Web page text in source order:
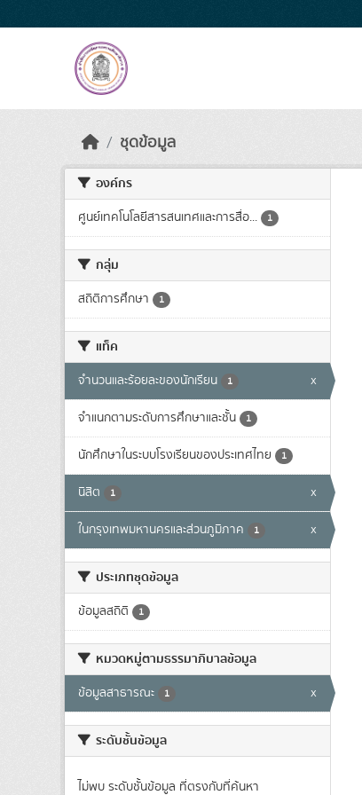
ชุดข้อมูล
องค์กร
ศูนย์เทคโนโลยีสารสนเทศและการสื่อ... 1
กลุ่ม
สถิติการศึกษา 1
แท็ค
จำนวนและร้อยละของนักเรียน 1 x
จำแนกตามระดับการศึกษาและชั้น 1
นักศึกษาในระบบโรงเรียนของประเทศไทย 1
นิสิต 1 x
ในกรุงเทพมหานครและส่วนภูมิภาค 1 x
ประเภทชุดข้อมูล
ข้อมูลสถิติ 1
หมวดหมู่ตามธรรมาภิบาลข้อมูล
ข้อมูลสาธารณะ 1 x
ระดับชั้นข้อมูล
ไม่พบ ระดับชั้นข้อมูล ที่ตรงกับที่ค้นหา